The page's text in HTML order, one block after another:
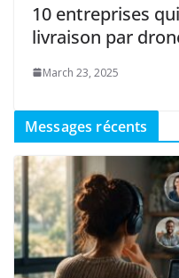
10 entreprises
livraison par
March 23, 2025
Messages récents